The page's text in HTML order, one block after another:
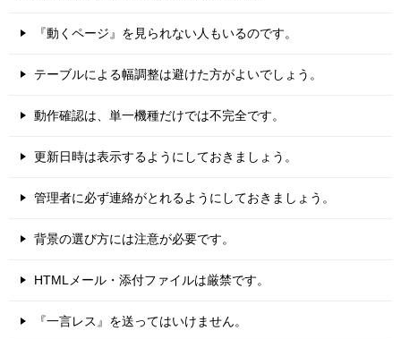
『動くページ』を見られない人もいるのです。
テーブルによる幅調整は避けた方がよいでしょう。
動作確認は、単一機種だけでは不完全です。
更新日時は表示するようにしておきましょう。
管理者に必ず連絡がとれるようにしておきましょう。
背景の選び方には注意が必要です。
HTMLメール・添付ファイルは厳禁です。
『一言レス』を送ってはいけません。